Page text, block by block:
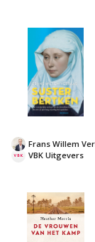
VBK Uitgevers
Frans Willem